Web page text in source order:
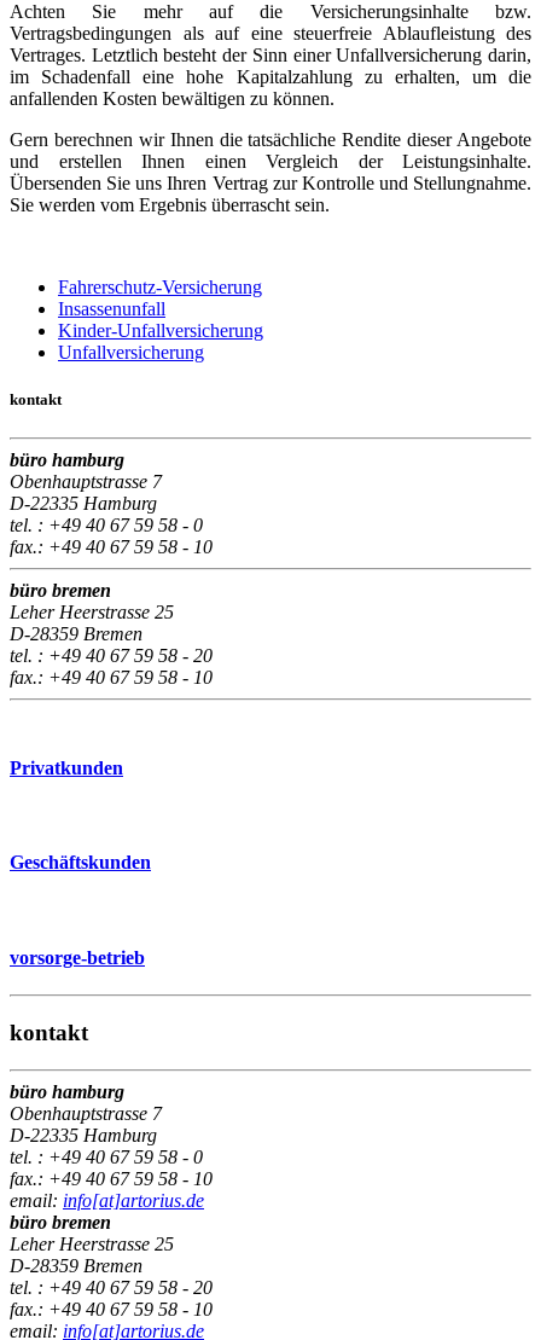
Achten Sie mehr auf die Versicherungsinhalte bzw.
Vertragsbedingungen als auf eine steuerfreie Ablaufleistung des
Vertrages. Letztlich besteht der Sinn einer Unfallversicherung darin,
im Schadenfall eine hohe Kapitalzahlung zu erhalten, um die
anfallenden Kosten bewältigen zu können.
Gern berechnen wir Ihnen die tatsächliche Rendite dieser Angebote
und erstellen Ihnen einen Vergleich der Leistungsinhalte.
Übersenden Sie uns Ihren Vertrag zur Kontrolle und Stellungnahme.
Sie werden vom Ergebnis überrascht sein.
Fahrerschutz-Versicherung
Insassenunfall
Kinder-Unfallversicherung
Unfallversicherung
kontakt
büro hamburg
Obenhauptstrasse 7
D-22335 Hamburg
tel. : +49 40 67 59 58 - 0
fax.: +49 40 67 59 58 - 10
büro bremen
Leher Heerstrasse 25
D-28359 Bremen
tel. : +49 40 67 59 58 - 20
fax.: +49 40 67 59 58 - 10
Privatkunden
Geschäftskunden
vorsorge-betrieb
kontakt
büro hamburg
Obenhauptstrasse 7
D-22335 Hamburg
tel. : +49 40 67 59 58 - 0
fax.: +49 40 67 59 58 - 10
email: info[at]artorius.de
büro bremen
Leher Heerstrasse 25
D-28359 Bremen
tel. : +49 40 67 59 58 - 20
fax.: +49 40 67 59 58 - 10
email: info[at]artorius.de